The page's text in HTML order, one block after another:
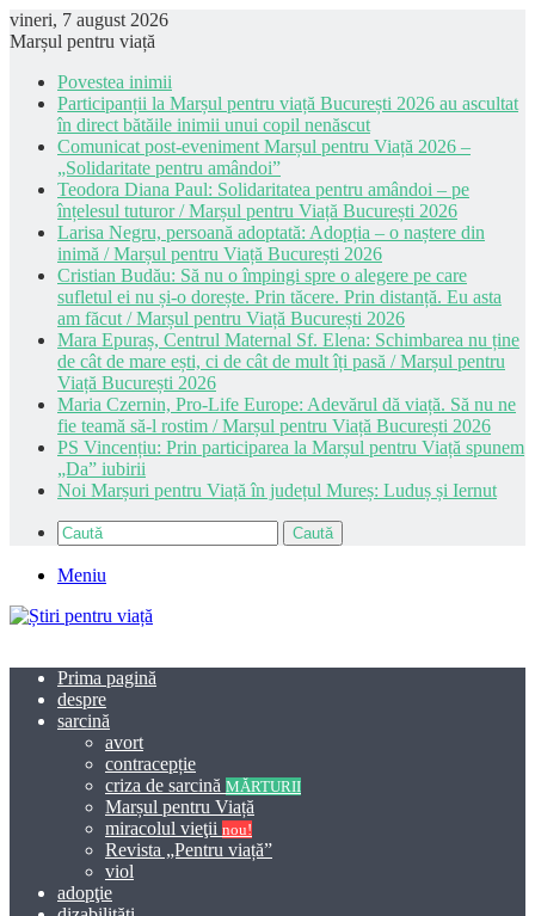
vineri, 7 august 2026
Marșul pentru viață
Povestea inimii
Participanții la Marșul pentru viață București 2026 au ascultat
în direct bătăile inimii unui copil nenăscut
Comunicat post-eveniment Marșul pentru Viață 2026 –
„Solidaritate pentru amândoi”
Teodora Diana Paul: Solidaritatea pentru amândoi – pe
înțelesul tuturor / Marșul pentru Viață București 2026
Larisa Negru, persoană adoptată: Adopția – o naștere din
inimă / Marșul pentru Viață București 2026
Cristian Budău: Să nu o împingi spre o alegere pe care
sufletul ei nu și-o dorește. Prin tăcere. Prin distanță. Eu asta
am făcut / Marșul pentru Viață București 2026
Mara Epuraș, Centrul Maternal Sf. Elena: Schimbarea nu ține
de cât de mare ești, ci de cât de mult îți pasă / Marșul pentru
Viață București 2026
Maria Czernin, Pro-Life Europe: Adevărul dă viață. Să nu ne
fie teamă să-l rostim / Marșul pentru Viață București 2026
PS Vincențiu: Prin participarea la Marșul pentru Viață spunem
„Da” iubirii
Noi Marșuri pentru Viață în județul Mureș: Luduș și Iernut
Caută
Meniu
Prima pagină
despre
sarcină
avort
contracepție
criza de sarcină MĂRTURII
Marșul pentru Viață
miracolul vieţii nou!
Revista „Pentru viață”
viol
adopţie